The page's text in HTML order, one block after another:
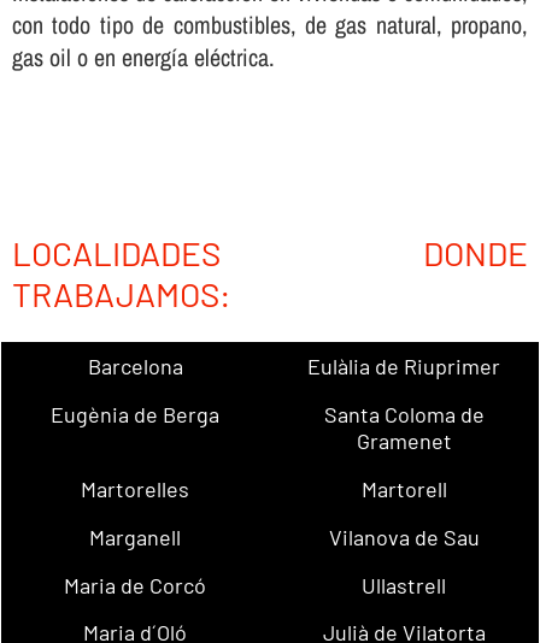
con todo tipo de combustibles, de gas natural, propano,
gas oil o en energí­a eléctrica.
LOCALIDADES DONDE
TRABAJAMOS:
Barcelona
Eulàlia de Riuprimer
Eugènia de Berga
Santa Coloma de
Gramenet
Martorelles
Martorell
Marganell
Vilanova de Sau
Maria de Corcó
Ullastrell
Maria d´Oló
Julià de Vilatorta